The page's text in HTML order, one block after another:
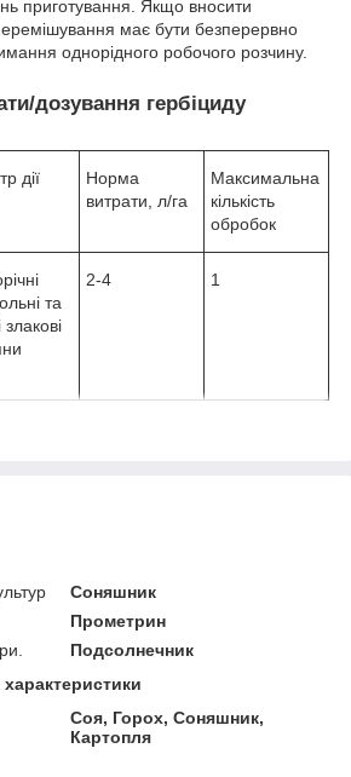
приготування. Якщо вносити
має бути безперервно
однорідного робочого розчину.
дозування гербіциду
дії
Норма
витрати, л/га
Максимальна
кількість
обробок
та
злакові
2-4 1
Соняшник
Прометрин
Подсолнечник
Соя, Горох, Соняшник,
Картопля